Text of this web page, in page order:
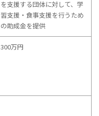
を支援する団体に対して、学
習支援・食事支援を行うため
の助成金を提供
300万円